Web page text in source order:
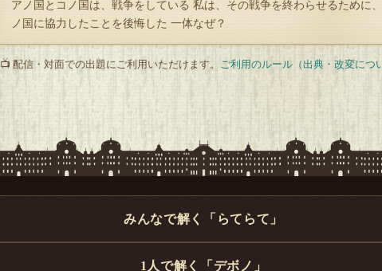
アノ国とコノ国は、戦争をしている 私は、その戦争を終わらせるために
ノ国に協力したことを後悔した 一体なぜ？
📺 配信・対面での出題にご利用いただけます。 ご利用のルール（出典・改変につ
みんなで解く「らてらて」
1人で解く「デボノ」